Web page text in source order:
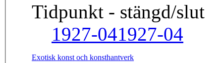
Tidpunkt - stängd/slut
1927-041927-04
Exotisk konst och konsthantverk